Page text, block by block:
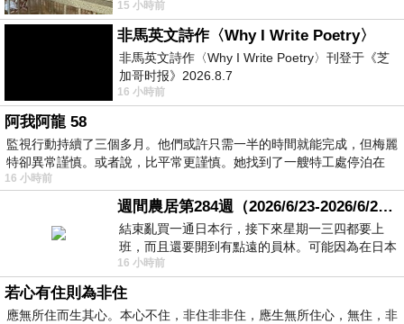
顧都會去看一下。他們偶爾會引進 C
15 小時前
非馬英文詩作〈Why I Write Poetry〉
非馬英文詩作〈Why I Write Poetry〉刊登于《芝
加哥时报》2026.8.7
16 小時前
阿我阿龍 58
監視行動持續了三個多月。他們或許只需一半的時間就能完成，但梅麗
特卻異常謹慎。或者說，比平常更謹慎。她找到了一艘特工處停泊在
16 小時前
週間農居第284週（2026/6/23-2026/6/24) 夏至 金黃稻浪洋溢豐收喜悅
結束亂買一通日本行，接下來星期一三四都要上
班，而且還要開到有點遠的員林。可能因為在日本
花不少錢，星期一出門上班時，心裡沒有一
16 小時前
若心有住則為非住
應無所住而生其心。本心不住，非住非非住，應生無所住心，無住，非